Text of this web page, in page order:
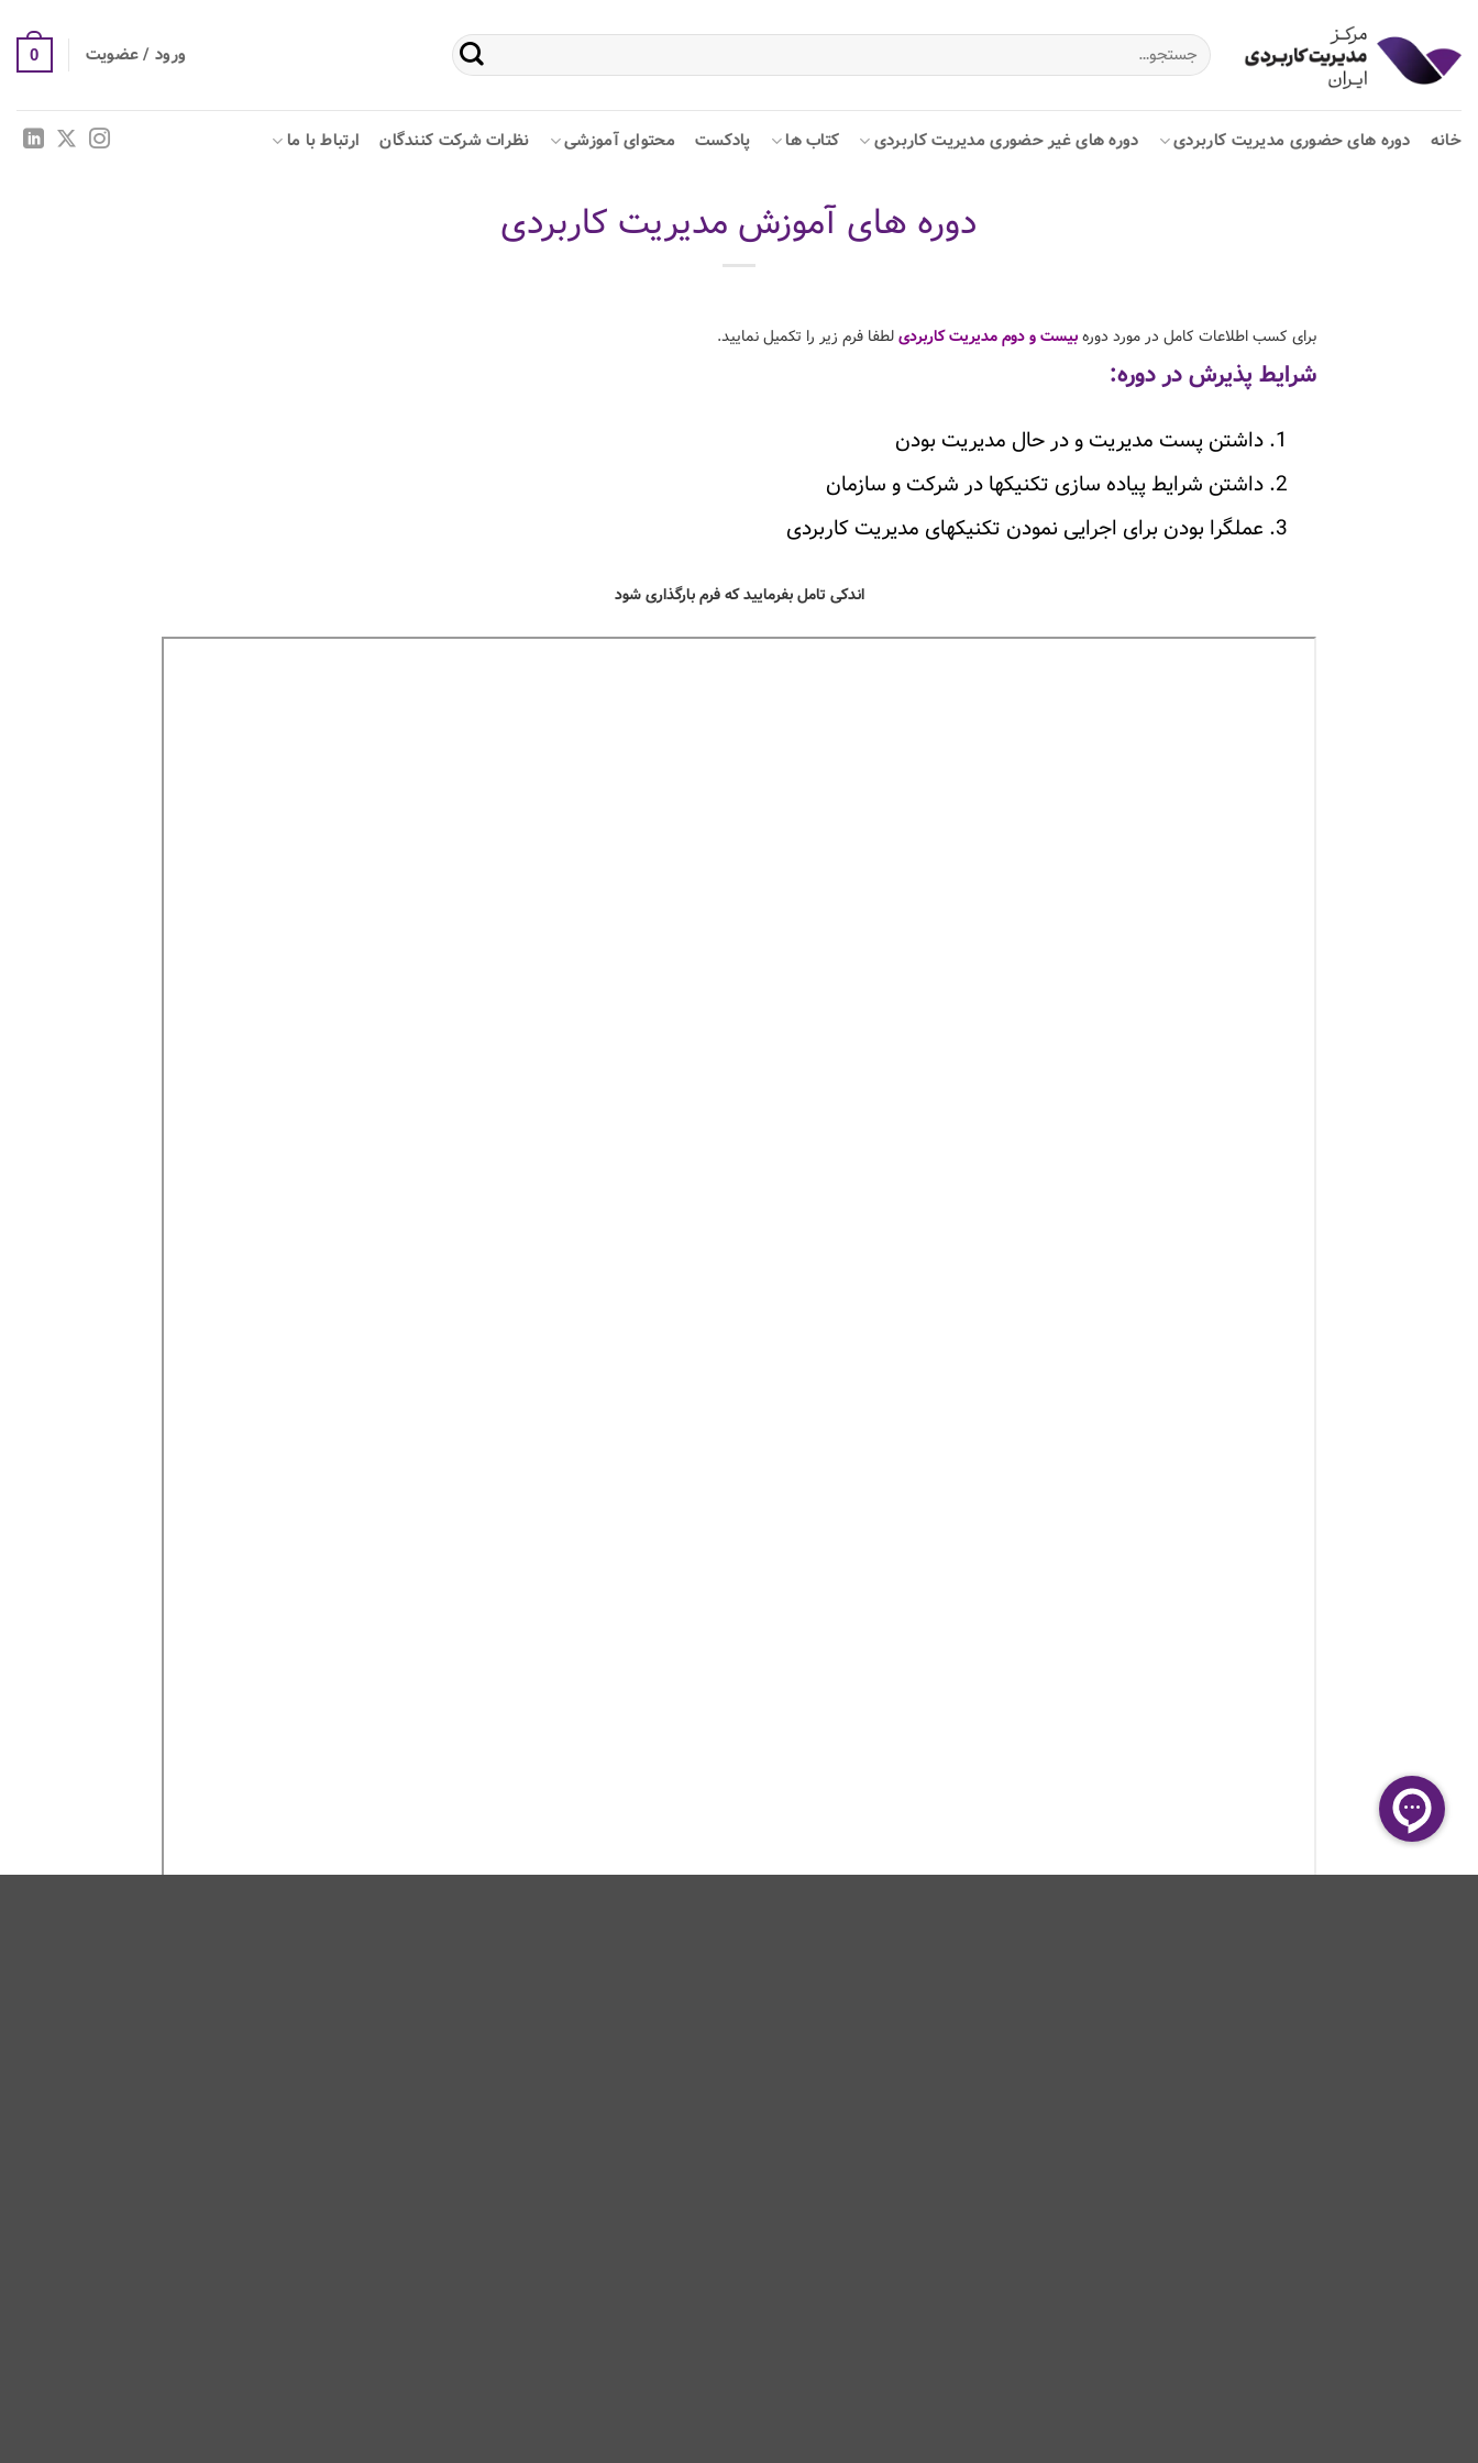
to
content
جستجو
برای:
ورود / عضویت 0
خانه دوره های حضوری مدیریت کاربردی دوره های غیر حضوری مدیریت کاربردی کتاب ها پادکست محتوای آموزشی نظرات شرکت کنندگان ارتباط با ما
دوره های آموزش مدیریت کاربردی
برای کسب اطلاعات کامل در مورد دورهبیست و دوم مدیریت کاربردیلطفا فرم زیر را تکمیل نمایید.
شرایط پذیرش در دوره:
داشتن پست مدیریت و در حال مدیریت بودن
داشتن شرایط پیاده سازی تکنیکها در شرکت و سازمان
عملگرا بودن برای اجرایی نمودن تکنیکهای مدیریت کاربردی
اندکی تامل بفرمایید که فرم بارگذاری شود